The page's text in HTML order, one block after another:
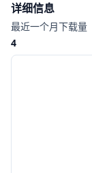
详细信息
最近一个月下载量
4